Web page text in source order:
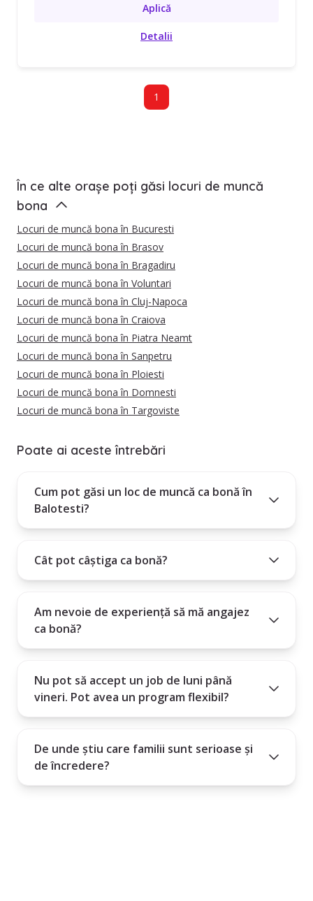
Aplică
Detalii
1
În ce alte orașe poți găsi locuri de muncă
bona
Locuri de muncă bona în Bucuresti
Locuri de muncă bona în Brasov
Locuri de muncă bona în Bragadiru
Locuri de muncă bona în Voluntari
Locuri de muncă bona în Cluj-Napoca
Locuri de muncă bona în Craiova
Locuri de muncă bona în Piatra Neamt
Locuri de muncă bona în Sanpetru
Locuri de muncă bona în Ploiesti
Locuri de muncă bona în Domnesti
Locuri de muncă bona în Targoviste
Poate ai aceste întrebări
Cum pot găsi un loc de muncă ca bonă în
Balotesti?
Cât pot câștiga ca bonă?
Am nevoie de experiență să mă angajez
ca bonă?
Nu pot să accept un job de luni până
vineri. Pot avea un program flexibil?
De unde știu care familii sunt serioase și
de încredere?